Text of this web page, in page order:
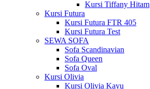
Kursi Tiffany Hitam
Kursi Futura
Kursi Futura FTR 405
Kursi Futura Test
SEWA SOFA
Sofa Scandinavian
Sofa Queen
Sofa Oval
Kursi Olivia
Kursi Olivia Kayu